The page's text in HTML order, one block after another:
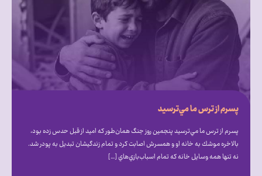
پسرم از ترس ما مي‌ترسيد
پسرم از ترس ما مي‌ترسيد پنجمين روز جنگ همان‌طور كه اميد از قبل حدس زده بود،
بالاخره موشك به خانه او و همسرش اصابت كرد و تمام زندگيشان تبديل به پودر شد.
نه تنها همه وسايل خانه كه تمام اسباب‌بازي‌هاي […]